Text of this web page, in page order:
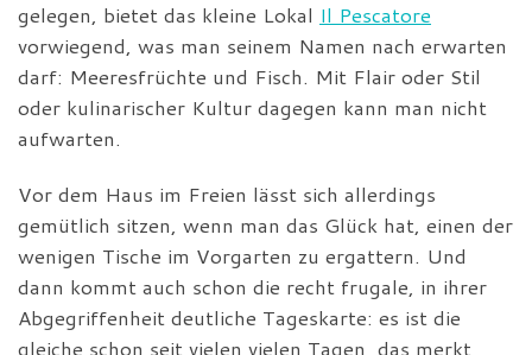
gelegen, bietet das kleine Lokal Il Pescatore
vorwiegend, was man seinem Namen nach erwarten
darf: Meeresfrüchte und Fisch. Mit Flair oder Stil
oder kulinarischer Kultur dagegen kann man nicht
aufwarten.
Vor dem Haus im Freien lässt sich allerdings
gemütlich sitzen, wenn man das Glück hat, einen der
wenigen Tische im Vorgarten zu ergattern. Und
dann kommt auch schon die recht frugale, in ihrer
Abgegriffenheit deutliche Tageskarte: es ist die
gleiche schon seit vielen vielen Tagen, das merkt